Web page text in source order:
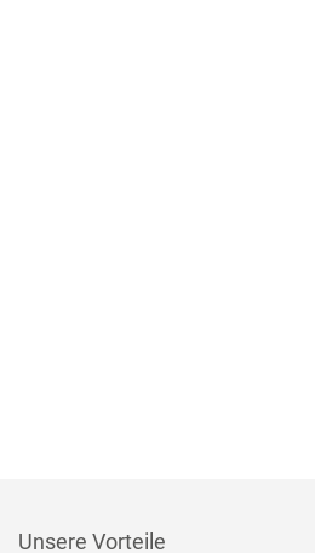
Unsere Vorteile